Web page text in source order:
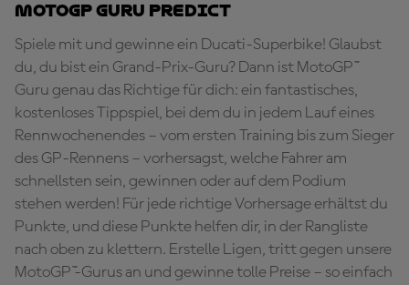
MotoGP Guru Predict
Spiele mit und gewinne ein Ducati-Superbike! Glaubst
du, du bist ein Grand-Prix-Guru? Dann ist MotoGP™
Guru genau das Richtige für dich: ein fantastisches,
kostenloses Tippspiel, bei dem du in jedem Lauf eines
Rennwochenendes – vom ersten Training bis zum Sieger
des GP-Rennens – vorhersagst, welche Fahrer am
schnellsten sein, gewinnen oder auf dem Podium
stehen werden! Für jede richtige Vorhersage erhältst du
Punkte, und diese Punkte helfen dir, in der Rangliste
nach oben zu klettern. Erstelle Ligen, tritt gegen unsere
MotoGP™-Gurus an und gewinne tolle Preise – so einfach